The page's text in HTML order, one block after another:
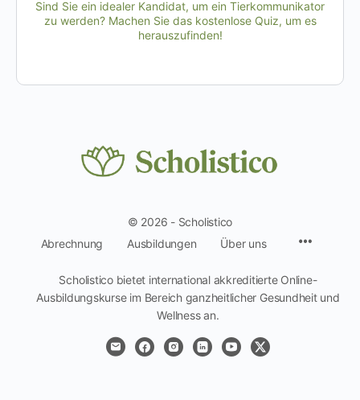
Sind Sie ein idealer Kandidat, um ein Tierkommunikator
zu werden? Machen Sie das kostenlose Quiz, um es
herauszufinden!
© 2026 - Scholistico
Abrechnung
Ausbildungen Über uns
Scholistico bietet international akkreditierte Online-
Ausbildungskurse im Bereich ganzheitlicher Gesundheit und
Wellness an.